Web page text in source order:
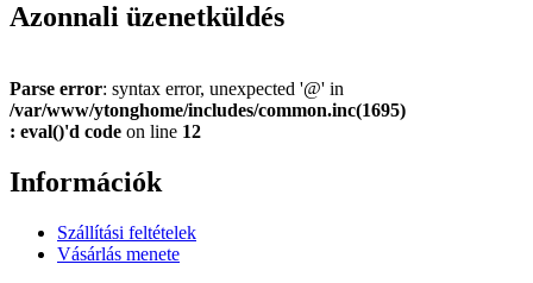
Azonnali üzenetküldés
Parse error: syntax error, unexpected '@' in
/var/www/ytonghome/includes/common.inc(1695)
: eval()'d code on line 12
Információk
Szállítási feltételek
Vásárlás menete